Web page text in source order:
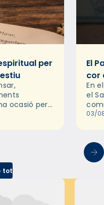
per
ocasió per
i, a
El
cor
En
el
de
03/
tot